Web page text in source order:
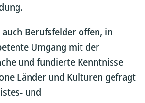
Berufsfelder offen, in
Umgang mit der
und fundierte Kenntnisse
Länder und Kulturen gefragt
und